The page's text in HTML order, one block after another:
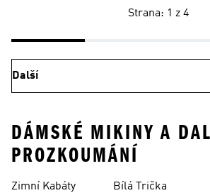
Strana: 1 z 4
Další
DÁMSKÉ MIKINY A
PROZKOUMÁNÍ
Zimní Kabáty Bílá Trička